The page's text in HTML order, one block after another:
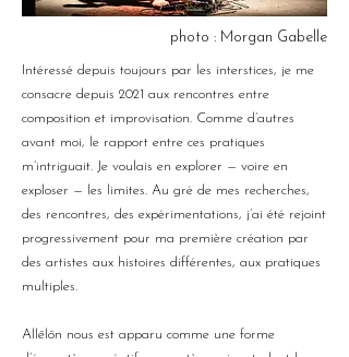
photo : Morgan Gabelle
Intéressé depuis toujours par les interstices, je me
consacre depuis 2021 aux rencontres entre
composition et improvisation. Comme d’autres
avant moi, le rapport entre ces pratiques
m’intriguait. Je voulais en explorer — voire en
exploser — les limites. Au gré de mes recherches,
des rencontres, des expérimentations, j’ai été rejoint
progressivement pour ma première création par
des artistes aux histoires différentes, aux pratiques
multiples.
Allēlōn nous est apparu comme une forme